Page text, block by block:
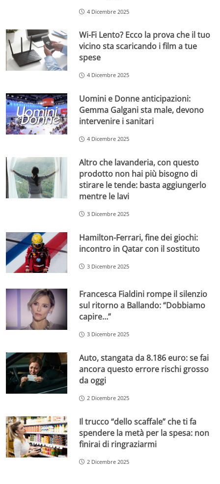
4 Dicembre 2025
Wi-Fi Lento? Ecco la prova che il tuo
vicino sta scaricando i film a tue
spese
4 Dicembre 2025
Uomini e Donne anticipazioni:
Gemma Galgani sta male, devono
intervenire i sanitari
4 Dicembre 2025
Altro che lavanderia, con questo
prodotto non hai più bisogno di
stirare le tende: basta aggiungerlo
mentre le lavi
3 Dicembre 2025
Hamilton-Ferrari, fine dei giochi:
incontro in Qatar con il sostituto
3 Dicembre 2025
Francesca Fialdini rompe il silenzio
sul ritorno a Ballando: “Dobbiamo
capire…”
3 Dicembre 2025
Auto, stangata da 8.186 euro: se fai
ancora questo errore rischi grosso
da oggi
2 Dicembre 2025
Il trucco “dello scaffale” che ti fa
spendere la metà per la spesa: non
finirai di ringraziarmi
2 Dicembre 2025